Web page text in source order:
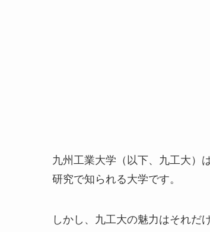
九州工業大学（以下、九工大）
研究で知られる大学です。
しかし、九工大の魅力はそれだ